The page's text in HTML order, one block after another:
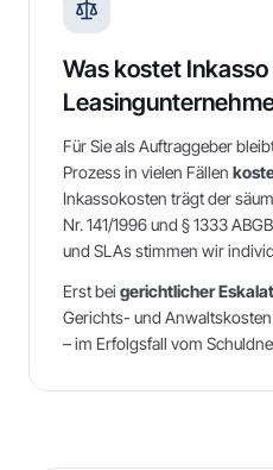
Was kostet
Für Sie als Auftraggeber
Prozess in vielen Fällen
Inkassokosten trägt der
Nr. 141/1996 und § 1333
und SLAs stimmen wir
Erst bei gerichtlicher
Gerichts- und
– im Erfolgsfall vom